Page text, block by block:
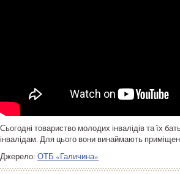
Сьогодні товариство молодих інвалідів та їх
інвалідам. Для цього вони винаймають
Джерело: ОТБ «Галичина»